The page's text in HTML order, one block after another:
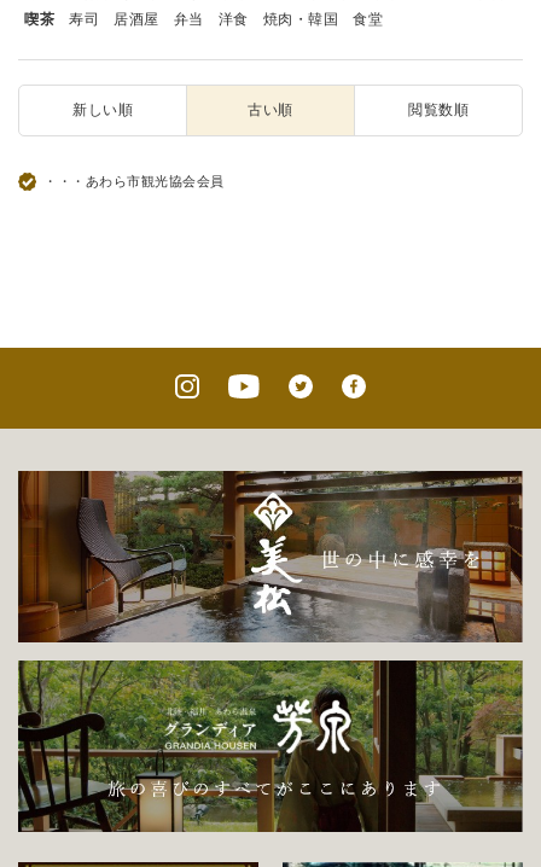
喫茶
寿司 居酒屋 弁当 洋食 焼肉・韓国 食堂
新しい順 古い順 閲覧数順
・・・あわら市観光協会会員